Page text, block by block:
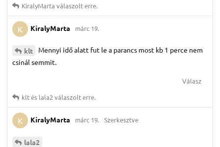
KiralyMarta válaszolt erre.
K KiralyMarta márc 19.
klt
Mennyi idő alatt fut le a parancs most kb 1 perce nem
csinál semmit.
Válasz
kltés lala2 válaszolt erre.
K KiralyMarta márc 19. Szerkesztve
lala2